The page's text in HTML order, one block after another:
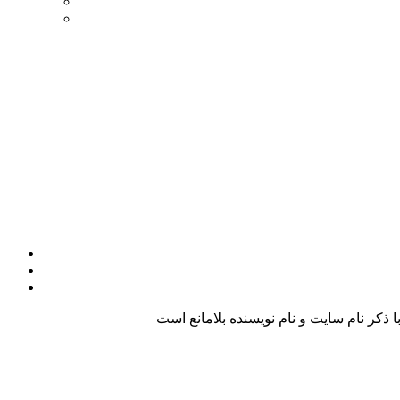
نام سایت و نام نویسنده بلامانع است